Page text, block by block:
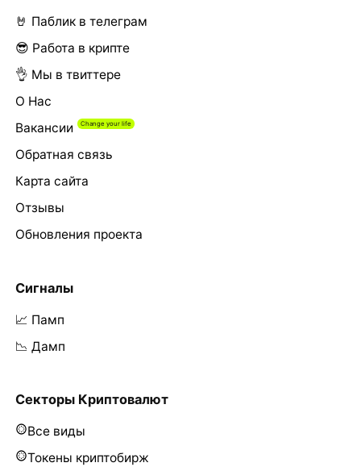
🤘 Паблик в телеграм
😎 Работа в крипте
👌 Мы в твиттере
О Нас
Вакансии
Обратная связь
Карта сайта
Отзывы
Обновления проекта
Сигналы
📈 Памп
📉 Дамп
Секторы Криптовалют
Все виды
Токены криптобирж